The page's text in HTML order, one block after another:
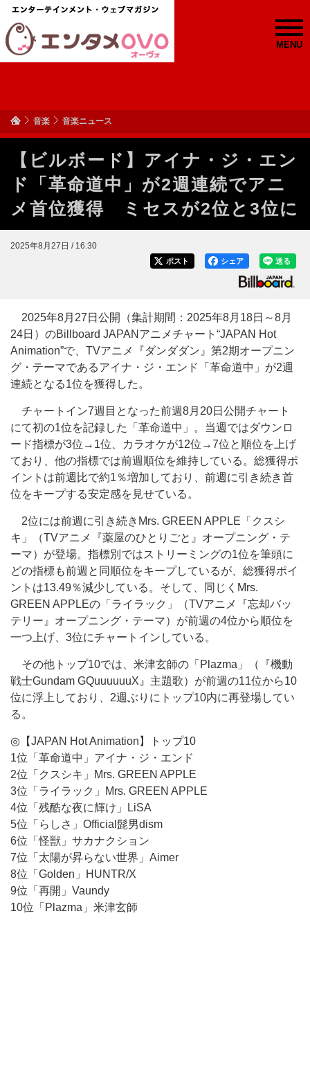
MENU
音楽 音楽ニュース
【ビルボード】アイナ・ジ・エン
ド「革命道中」が2週連続でアニ
メ首位獲得 ミセスが2位と3位に
2025年8月27日 / 16:30
送る
シェア
ポスト
2025年8月27日公開（集計期間：2025年8月18日～8月
24日）のBillboard JAPANアニメチャート“JAPAN Hot
Animation”で、TVアニメ『ダンダダン』第2期オープニン
グ・テーマであるアイナ・ジ・エンド「革命道中」が2週
連続となる1位を獲得した。
チャートイン7週目となった前週8月20日公開チャート
にて初の1位を記録した「革命道中」。当週ではダウンロ
ード指標が3位→1位、カラオケが12位→7位と順位を上げ
ており、他の指標では前週順位を維持している。総獲得ポ
イントは前週比で約1％増加しており、前週に引き続き首
位をキープする安定感を見せている。
2位には前週に引き続きMrs. GREEN APPLE「クスシ
キ」（TVアニメ『薬屋のひとりごと』オープニング・テ
ーマ）が登場。指標別ではストリーミングの1位を筆頭に
どの指標も前週と同順位をキープしているが、総獲得ポイ
ントは13.49％減少している。そして、同じくMrs.
GREEN APPLEの「ライラック」（TVアニメ『忘却バッ
テリー』オープニング・テーマ）が前週の4位から順位を
一つ上げ、3位にチャートインしている。
その他トップ10では、米津玄師の「Plazma」（『機動
戦士Gundam GQuuuuuuX』主題歌）が前週の11位から10
位に浮上しており、2週ぶりにトップ10内に再登場してい
る。
◎【JAPAN Hot Animation】トップ10
1位「革命道中」アイナ・ジ・エンド
2位「クスシキ」Mrs. GREEN APPLE
3位「ライラック」Mrs. GREEN APPLE
4位「残酷な夜に輝け」LiSA
5位「らしさ」Official髭男dism
6位「怪獣」サカナクション
7位「太陽が昇らない世界」Aimer
8位「Golden」HUNTR/X
9位「再開」Vaundy
10位「Plazma」米津玄師